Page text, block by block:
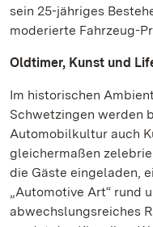
sein 25-jähriges
moderierte Fahrzeug-
Oldtimer, Kunst und
Im historischen
Schwetzingen werden
Automobilkultur auch
gleichermaßen
die Gäste eingeladen,
„Automotive Art“ rund
abwechslungsreiches